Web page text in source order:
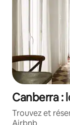
Canberra :
Trouvez et